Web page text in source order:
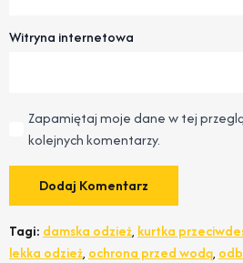
Witryna internetowa
Zapamiętaj moje dane w tej
kolejnych komentarzy.
Tagi: damska odzież, kurtka
lekka odzież, ochrona przed wodą,